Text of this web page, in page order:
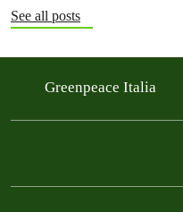
See all posts
Greenpeace Italia